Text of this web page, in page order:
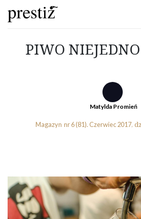
Przejdź do treści
PIWO
Matylda Promień
Magazyn nr 6 (81). Czerwiec 2017